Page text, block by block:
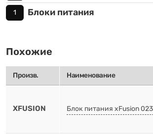
1 Блоки питания
Похожие
Произв. Наименование
XFUSION Блок питания xFusion